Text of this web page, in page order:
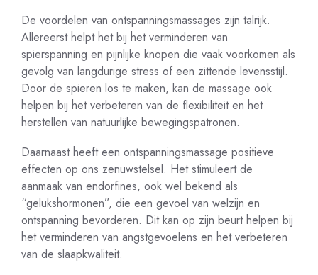
De voordelen van ontspanningsmassages zijn talrijk.
Allereerst helpt het bij het verminderen van
spierspanning en pijnlijke knopen die vaak voorkomen als
gevolg van langdurige stress of een zittende levensstijl.
Door de spieren los te maken, kan de massage ook
helpen bij het verbeteren van de flexibiliteit en het
herstellen van natuurlijke bewegingspatronen.
Daarnaast heeft een ontspanningsmassage positieve
effecten op ons zenuwstelsel. Het stimuleert de
aanmaak van endorfines, ook wel bekend als
“gelukshormonen”, die een gevoel van welzijn en
ontspanning bevorderen. Dit kan op zijn beurt helpen bij
het verminderen van angstgevoelens en het verbeteren
van de slaapkwaliteit.